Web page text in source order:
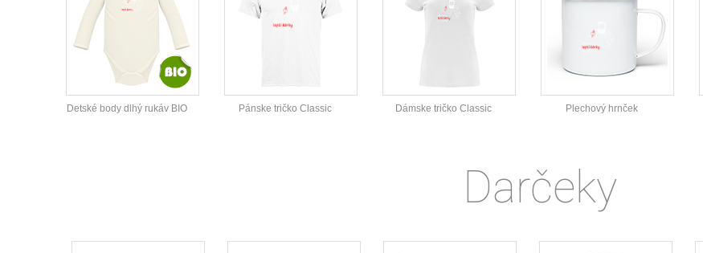
Detské body dlhý rukáv BIO Pánske tričko Classic Dámske tričko Classic Plechový hrnček
Darčeky